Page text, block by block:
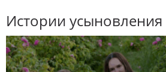
Истории усыновления